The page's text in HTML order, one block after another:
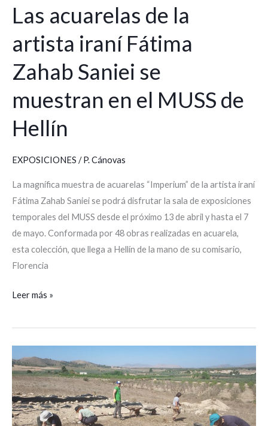
Las acuarelas de la
artista iraní Fátima
Zahab Saniei se
muestran en el MUSS de
Hellín
EXPOSICIONES /P. Cánovas
La magnífica muestra de acuarelas “Imperium” de la artista iraní
Fátima Zahab Saniei se podrá disfrutar la sala de exposiciones
temporales del MUSS desde el próximo 13 de abril y hasta el 7
de mayo. Conformada por 48 obras realizadas en acuarela,
esta colección, que llega a Hellín de la mano de su comisario,
Florencia
Leer más »
trabajos
arqueológicos
en
Loma